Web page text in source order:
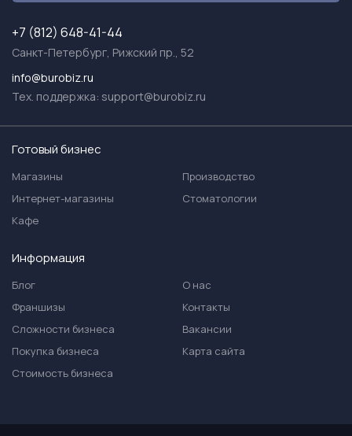
+7 (812) 648-41-44
Санкт-Петербург, Рижский пр., 52
info@burobiz.ru
Тех. поддержка: support@burobiz.ru
Готовый бизнес
Магазины
Интернет-магазины
Кафе
Производство
Стоматологии
Информация
Блог
Франшизы
Сложности бизнеса
Покупка бизнеса
Стоимость бизнеса
О нас
Контакты
Вакансии
Карта сайта